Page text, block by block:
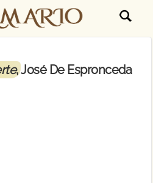
, José De Espronceda